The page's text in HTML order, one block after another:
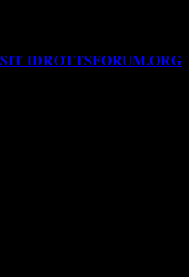
IDROTTSFORUM.ORG